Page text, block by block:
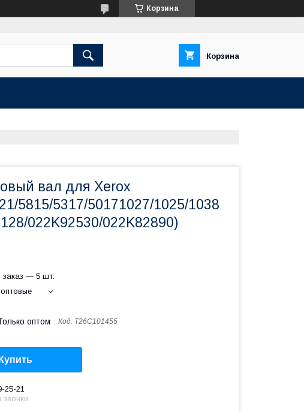
Корзина
Корзина
вал для Xerox
5815/5317/50171027/1025/1038
022K92530/022K82890)
— 5 шт.
оптом Код: T26C101455
Купить
25-21